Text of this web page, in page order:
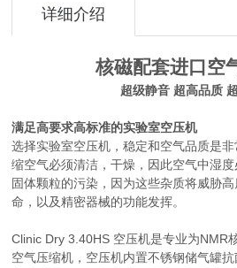
详细介绍
核磁配套进口空
超级静音 超高品质
满足高要求高标准的实验室空压机
选择实验室空压机，稳定和空气品质是
缩空气必须清洁，干燥，因此空气中湿
固体颗粒的污染，因为这些杂质将威胁
命，以及精密器械的功能发挥。
Clinic Dry 3.40HS 空压机是专业为NMR
空气压缩机，空压机内置不锈钢储气罐